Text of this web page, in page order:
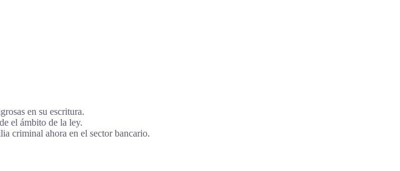
en su escritura.
el ámbito de la ley.
criminal ahora en el sector bancario.